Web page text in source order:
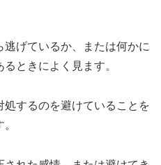
げているか、または何かに
ときによく見ます。
するのを避けていることを